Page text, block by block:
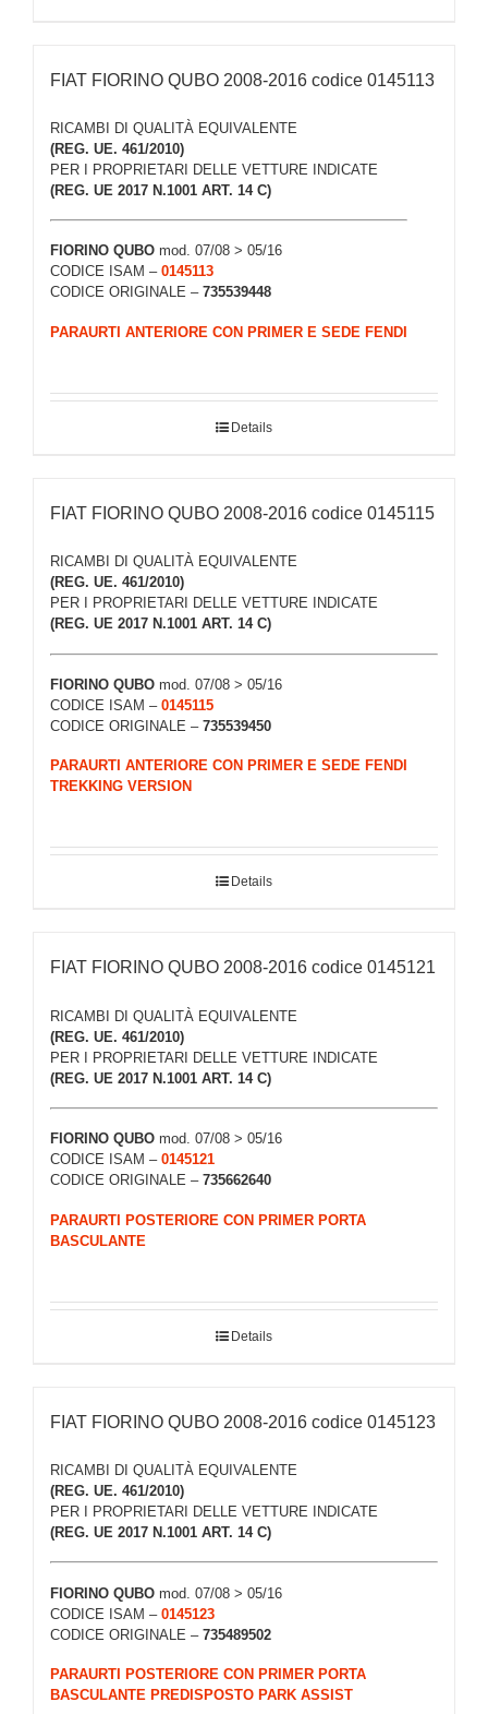
FIAT FIORINO QUBO 2008-2016 codice 0145113
RICAMBI DI QUALITÀ EQUIVALENTE
(REG. UE. 461/2010)
PER I PROPRIETARI DELLE VETTURE INDICATE
(REG. UE 2017 N.1001 ART. 14 C)
FIORINO QUBO mod. 07/08 > 05/16
CODICE ISAM – 0145113
CODICE ORIGINALE – 735539448
PARAURTI ANTERIORE CON PRIMER E SEDE FENDI
Details
FIAT FIORINO QUBO 2008-2016 codice 0145115
RICAMBI DI QUALITÀ EQUIVALENTE
(REG. UE. 461/2010)
PER I PROPRIETARI DELLE VETTURE INDICATE
(REG. UE 2017 N.1001 ART. 14 C)
FIORINO QUBO mod. 07/08 > 05/16
CODICE ISAM – 0145115
CODICE ORIGINALE – 735539450
PARAURTI ANTERIORE CON PRIMER E SEDE FENDI
TREKKING VERSION
Details
FIAT FIORINO QUBO 2008-2016 codice 0145121
RICAMBI DI QUALITÀ EQUIVALENTE
(REG. UE. 461/2010)
PER I PROPRIETARI DELLE VETTURE INDICATE
(REG. UE 2017 N.1001 ART. 14 C)
FIORINO QUBO mod. 07/08 > 05/16
CODICE ISAM – 0145121
CODICE ORIGINALE – 735662640
PARAURTI POSTERIORE CON PRIMER PORTA
BASCULANTE
Details
FIAT FIORINO QUBO 2008-2016 codice 0145123
RICAMBI DI QUALITÀ EQUIVALENTE
(REG. UE. 461/2010)
PER I PROPRIETARI DELLE VETTURE INDICATE
(REG. UE 2017 N.1001 ART. 14 C)
FIORINO QUBO mod. 07/08 > 05/16
CODICE ISAM – 0145123
CODICE ORIGINALE – 735489502
PARAURTI POSTERIORE CON PRIMER PORTA
BASCULANTE PREDISPOSTO PARK ASSIST